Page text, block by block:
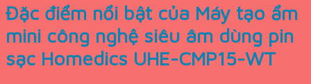
Đặc điểm nổi bật của Máy tạo ẩm
mini công nghệ siêu âm dùng pin
sạc Homedics UHE-CMP15-WT